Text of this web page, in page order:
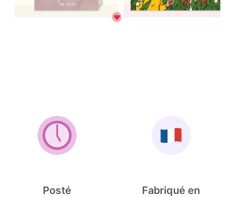
Posté
Fabriqué en